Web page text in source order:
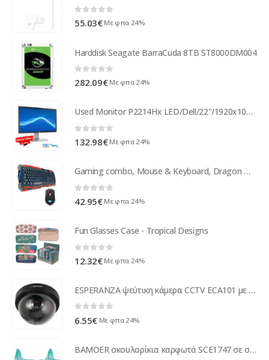
0 out of 5
55.03€ Με φπα 24%
Harddisk Seagate BarraCuda 8TB ST8000DM004
0 out of 5
282.09€ Με φπα 24%
Used Monitor P2214Hx LED/Dell/22"/1920x1080/Wide/Silver/Black/D-SUB & DVI-D & DP & USB Hub ( 51215 )
0 out of 5
132.98€ Με φπα 24%
Gaming combo, Mouse & Keyboard, Dragon War, Sencari, GKM-001, Black - 6093
42.95€ Με φπα 24%
Fun Glasses Case - Tropical Designs
12.32€ Με φπα 24%
ESPERANZA ψεύτικη κάμερα CCTV ECA101 με LED, μαύρη
6.55€ Με φπα 24%
BAMOER σκουλαρίκια καρφωτά SCE1747 σε σχήμα κοχύλι, ασήμι 925, βεραμάν